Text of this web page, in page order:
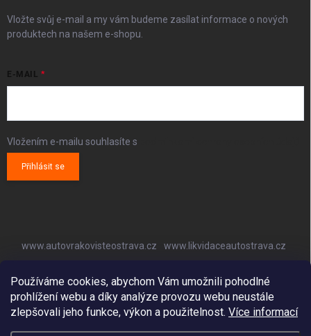
Používáme cookies, abychom Vám umožnili pohodlné
prohlížení webu a díky analýze provozu webu neustále
zlepšovali jeho funkce, výkon a použitelnost. Více informací
Vložte svůj e-mail a my vám budeme zasílat informace o nových
produktech na našem e-shopu.
E-MAIL
Vložením e-mailu souhlasíte s
Přihlásit se
www.autovrakovisteostrava.cz
www.likvidaceautostrava.cz